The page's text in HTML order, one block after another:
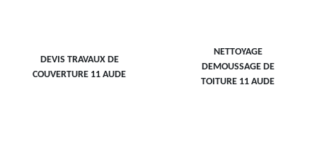
DEVIS TRAVAUX DE
COUVERTURE 11 AUDE
NETTOYAGE
DEMOUSSAGE DE
TOITURE 11 AUDE